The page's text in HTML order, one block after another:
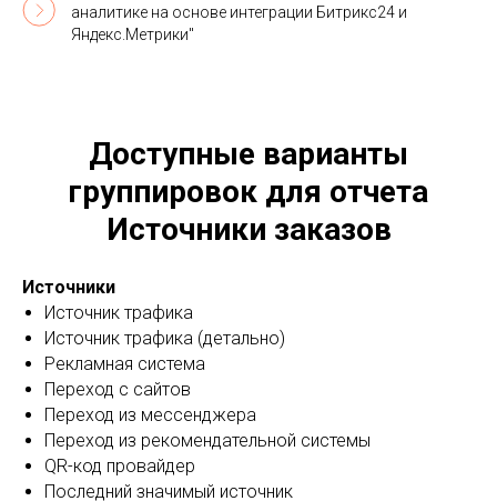
аналитике на основе интеграции Битрикс24 и
Яндекс.Метрики"
Доступные варианты
группировок для отчета
Источники заказов
Источники
Источник трафика
Источник трафика (детально)
Рекламная система
Переход с сайтов
Переход из мессенджера
Переход из рекомендательной системы
QR-код провайдер
Последний значимый источник